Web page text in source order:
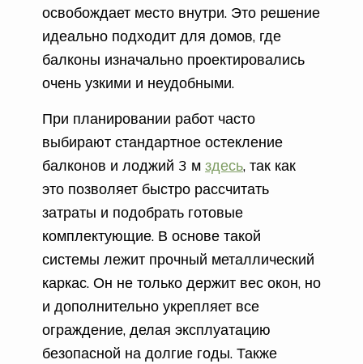
освобождает место внутри. Это решение
идеально подходит для домов, где
балконы изначально проектировались
очень узкими и неудобными.
При планировании работ часто
выбирают стандартное остекление
балконов и лоджий 3 м здесь, так как
это позволяет быстро рассчитать
затраты и подобрать готовые
комплектующие. В основе такой
системы лежит прочный металлический
каркас. Он не только держит вес окон, но
и дополнительно укрепляет все
ограждение, делая эксплуатацию
безопасной на долгие годы. Также